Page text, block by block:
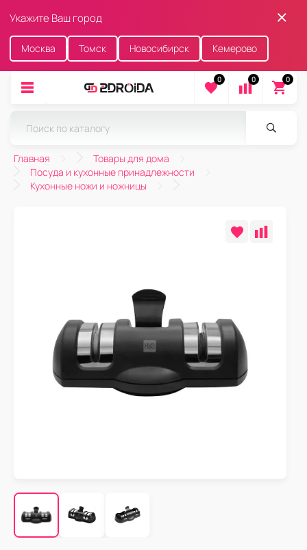
Укажите Ваш город
Москва Томск Новосибирск Кемерово
0 0 0
Главная
Товары для дома
Посуда и кухонные принадлежности
Кухонные ножи и ножницы